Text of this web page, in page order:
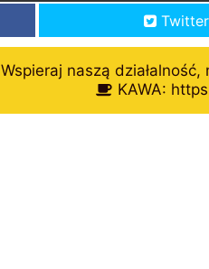
Wspieraj naszą
KAWA: